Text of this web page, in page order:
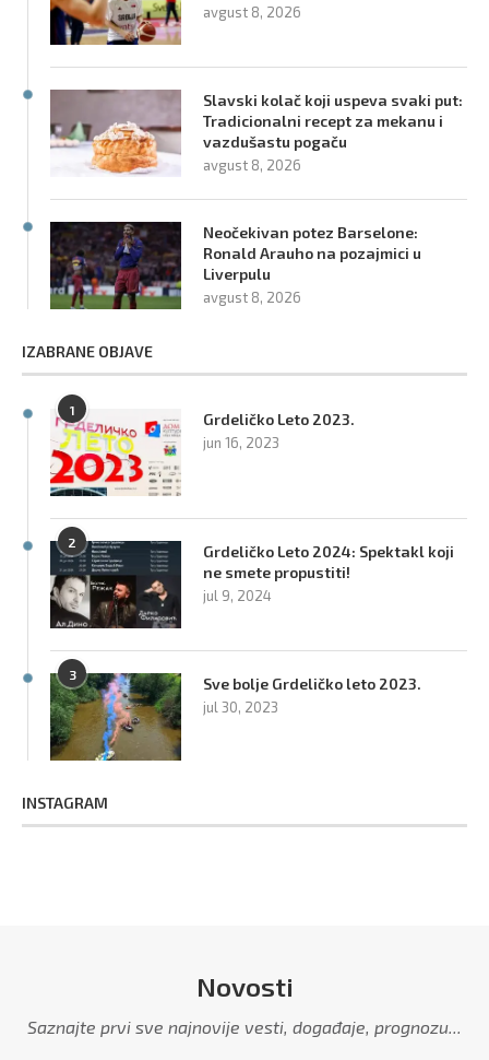
avgust 8, 2026
Slavski kolač koji uspeva svaki put:
Tradicionalni recept za mekanu i
vazdušastu pogaču
avgust 8, 2026
Neočekivan potez Barselone:
Ronald Arauho na pozajmici u
Liverpulu
avgust 8, 2026
IZABRANE OBJAVE
1 Grdeličko Leto 2023.
jun 16, 2023
2
Grdeličko Leto 2024: Spektakl koji
ne smete propustiti!
jul 9, 2024
3 Sve bolje Grdeličko leto 2023.
jul 30, 2023
INSTAGRAM
Novosti
Saznajte prvi sve najnovije vesti, događaje, prognozu...